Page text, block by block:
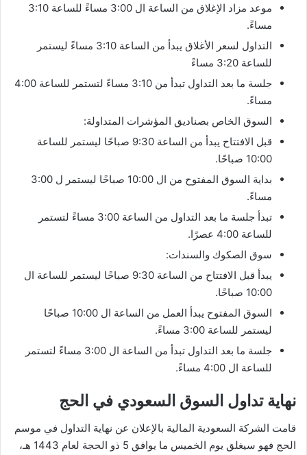
موعد مزاد الإغلاق من الساعة ال 3:00 مساءً للساعة 3:10
مساءً.
التداول لسعر الأغلاق يبدأ من الساعة 3:10 مساءً ليستمر
للساعة 3:20 مساءً
جلسة ما بعد التداول تبدأ من 3:10 مساءً لتستمر للساعة 4:00
مساءً.
السوق الخاص بصناديق المؤشرات المتداولة:
قبل الافتتاح يبدأ من الساعة 9:30 صباحًا ليستمر للساعة
10:00 صباحًا.
بداية السوق المفتوح من ال 10:00 صباحًا ليستمر ل 3:00
مساءً.
تبدأ جلسة ما بعد التداول من الساعة 3:00 مساءً لتستمر
للساعة 4:00 عصرًا.
سوق الصكوك والسندات:
يبدأ قبل الافتتاح من الساعة 9:30 صباحًا ليستمر للساعة ال
10:00 صباحًا.
السوق المفتوح يبدأ العمل من الساعة ال 10:00 صباحًا
ليستمر للساعة 3:00 مساءً.
جلسة ما بعد التداول تبدأ من الساعة ال 3:00 مساءً لتستمر
للساعة ال 4:00 مساءً.
نهاية تداول السوق السعودي في الحج
قامت الشركة السعودية المالية بالإعلان عن نهاية التداول في موسم
الحج فهو سيغلق يوم الخميس ما يوافق 5 ذو الحجة لعام 1443 هـ،